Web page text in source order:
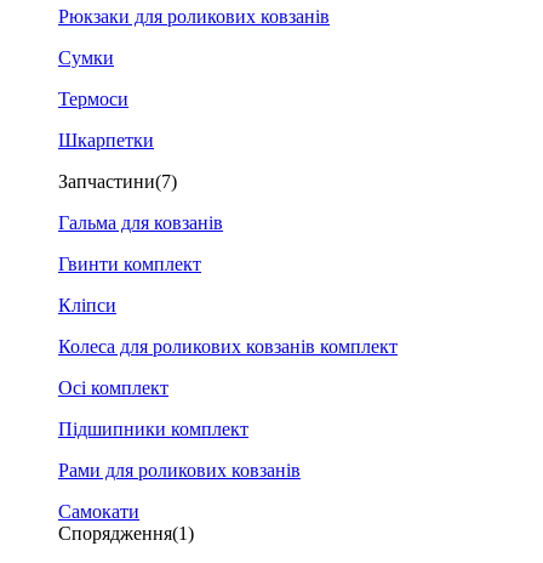
Рюкзаки для роликових ковзанів
Сумки
Термоси
Шкарпетки
Запчастини(7)
Гальма для ковзанів
Гвинти комплект
Кліпси
Колеса для роликових ковзанів комплект
Осі комплект
Підшипники комплект
Рами для роликових ковзанів
Самокати
Спорядження(1)